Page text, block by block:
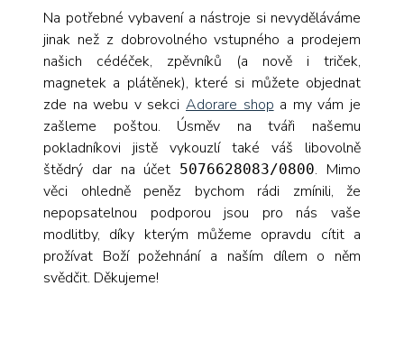
Na potřebné vybavení a nástroje si nevyděláváme
jinak než z dobrovolného vstupného a prodejem
našich cédéček, zpěvníků (a nově i triček,
magnetek a plátěnek), které si můžete objednat
zde na webu v sekci Adorare shop a my vám je
zašleme poštou. Úsměv na tváři našemu
pokladníkovi jistě vykouzlí také váš libovolně
štědrý dar na účet
5076628083/0800. Mimo
věci ohledně peněz bychom rádi zmínili, že
nepopsatelnou podporou jsou pro nás vaše
modlitby, díky kterým můžeme opravdu cítit a
prožívat Boží požehnání a naším dílem o něm
svědčit. Děkujeme!